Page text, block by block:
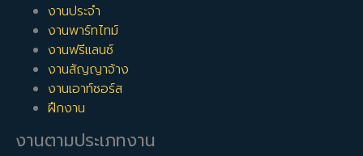
งานประจำ
งานพาร์ทไทม์
งานฟรีแลนซ์
งานสัญญาจ้าง
งานเอาท์ซอร์ส
ฝึกงาน
งานตามประเภทงาน